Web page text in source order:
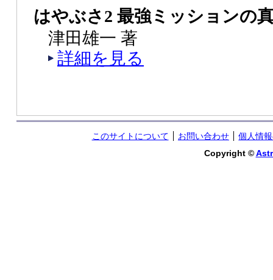
はやぶさ2 最強ミッションの
津田雄一 著
詳細を見る
このサイトについて お問い合わせ
個人情
Copyright ©